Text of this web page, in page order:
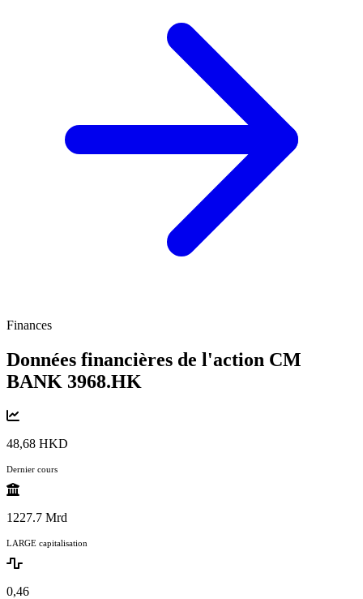
Finances
Données financières de l'action CM
BANK 3968.HK
48,68 HKD
Dernier cours
1227.7 Mrd
LARGE capitalisation
0,46